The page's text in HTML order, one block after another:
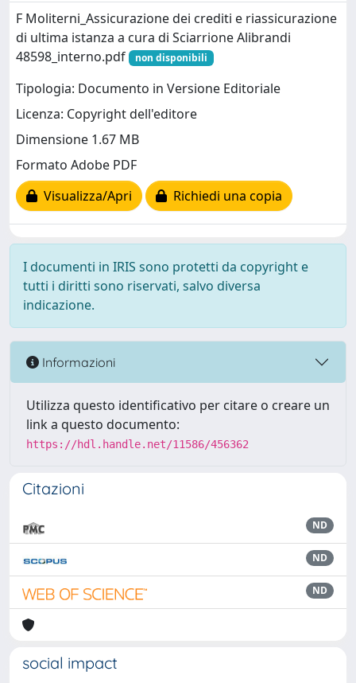
F Moliterni_Assicurazione dei crediti e riassicurazione
di ultima istanza a cura di Sciarrione Alibrandi
48598_interno.pdf
non disponibili
Tipologia: Documento in Versione Editoriale
Licenza: Copyright dell'editore
Dimensione 1.67 MB
Formato Adobe PDF
Visualizza/Apri
Richiedi una copia
I documenti in IRIS sono protetti da copyright e
tutti i diritti sono riservati, salvo diversa
indicazione.
Informazioni
Utilizza questo identificativo per citare o creare un
link a questo documento:
https://hdl.handle.net/11586/456362
Citazioni
ND
ND
ND
social impact